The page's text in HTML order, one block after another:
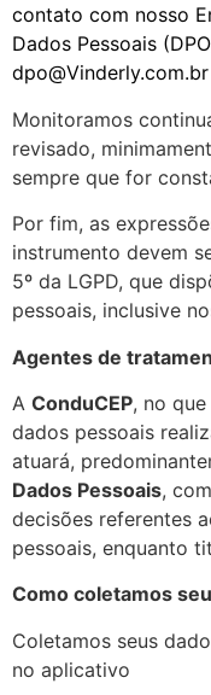
contato com nosso
Dados Pessoais
dpo@Vinderly.com.br
Monitoramos
revisado,
sempre que for
Por fim, as
instrumento devem
5º da LGPD, que
pessoais, inclusive
Agentes de
A ConduCEP, no
dados pessoais
atuará,
Dados Pessoais,
decisões referentes
pessoais, enquanto
Como coletamos
Coletamos seus
no aplicativo